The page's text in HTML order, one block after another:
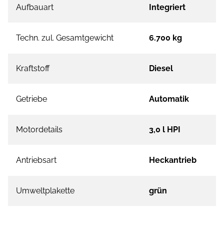
Aufbauart Integriert
Techn. zul. Gesamtgewicht 6.700 kg
Kraftstoff Diesel
Getriebe Automatik
Motordetails 3,0 l HPI
Antriebsart Heckantrieb
Umweltplakette grün